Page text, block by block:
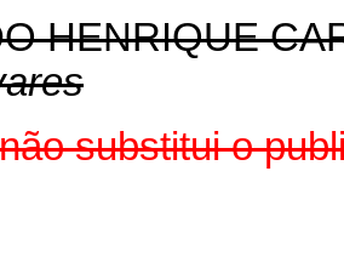
HENRIQUE
substitui o